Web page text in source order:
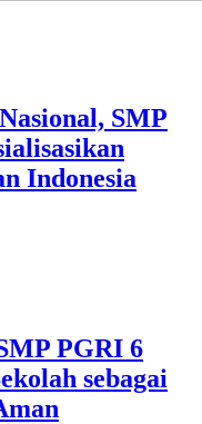
SMP
Indonesia
PGRI 6
sebagai